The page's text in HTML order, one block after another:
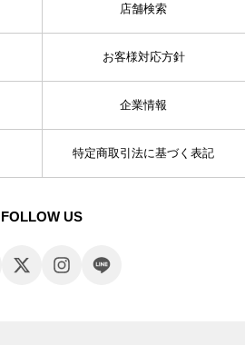
店舗検索
お客様対応方針
企業情報
特定商取引法に基づく表記
FOLLOW US